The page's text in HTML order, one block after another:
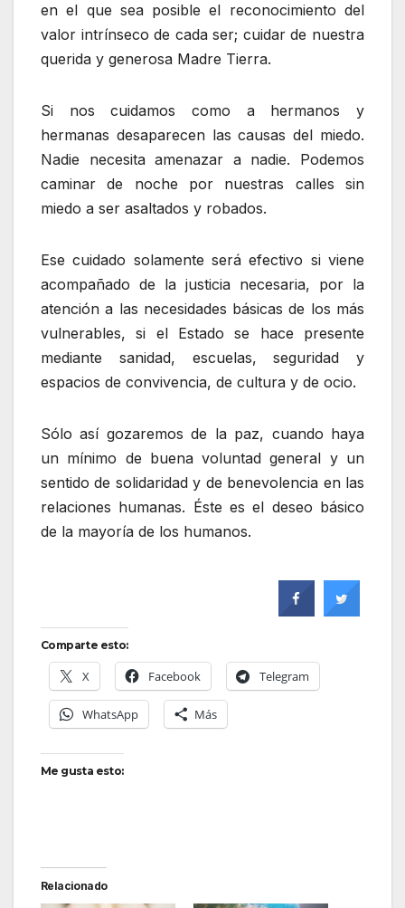
en el que sea posible el reconocimiento del
valor intrínseco de cada ser; cuidar de nuestra
querida y generosa Madre Tierra.
Si nos cuidamos como a hermanos y
hermanas desaparecen las causas del miedo.
Nadie necesita amenazar a nadie. Podemos
caminar de noche por nuestras calles sin
miedo a ser asaltados y robados.
Ese cuidado solamente será efectivo si viene
acompañado de la justicia necesaria, por la
atención a las necesidades básicas de los más
vulnerables, si el Estado se hace presente
mediante sanidad, escuelas, seguridad y
espacios de convivencia, de cultura y de ocio.
Sólo así gozaremos de la paz, cuando haya
un mínimo de buena voluntad general y un
sentido de solidaridad y de benevolencia en las
relaciones humanas. Éste es el deseo básico
de la mayoría de los humanos.
Comparte esto:
X Facebook Telegram
WhatsApp Más
Me gusta esto:
Relacionado